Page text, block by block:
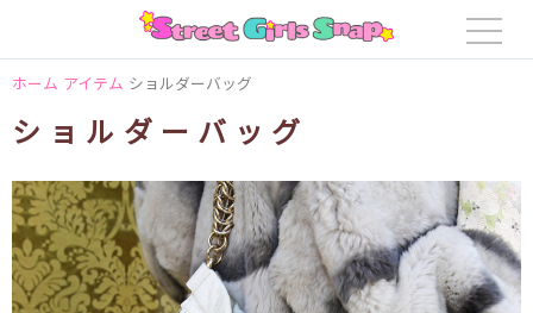
ホーム アイテム ショルダーバッグ
ショルダーバッグ